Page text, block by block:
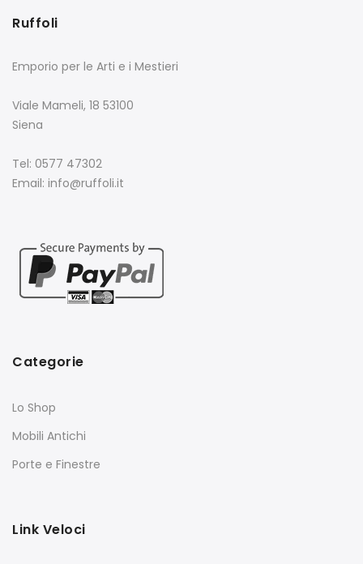
Ruffoli
Emporio per le Arti e i Mestieri
Viale Mameli, 18 53100
Siena
Tel: 0577 47302
Email: info@ruffoli.it
Categorie
Lo Shop
Mobili Antichi
Porte e Finestre
Link Veloci